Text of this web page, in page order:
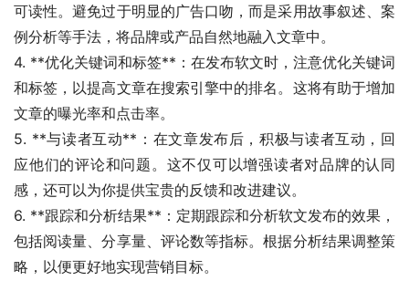
可读性。避免过于明显的广告口吻，而是采用故事叙述、案
例分析等手法，将品牌或产品自然地融入文章中。
4. **优化关键词和标签**：在发布软文时，注意优化关键词
和标签，以提高文章在搜索引擎中的排名。这将有助于增加
文章的曝光率和点击率。
5. **与读者互动**：在文章发布后，积极与读者互动，回
应他们的评论和问题。这不仅可以增强读者对品牌的认同
感，还可以为你提供宝贵的反馈和改进建议。
6. **跟踪和分析结果**：定期跟踪和分析软文发布的效果，
包括阅读量、分享量、评论数等指标。根据分析结果调整策
略，以便更好地实现营销目标。